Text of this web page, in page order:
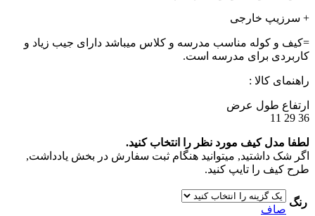
+ سرزیپ خارجی
=کیف و کوله مناسب مدرسه و کلاس میباشد دارای جیب زیاد و
کاربردی برای مدرسه است.
راهنمای کالا :
ارتفاع طول عرض
36 29 11
لطفا مدل کیف مورد نظر را انتخاب کنید.
اگر شک داشتید, میتوانید هنگام ثبت سفارش در بخش یادداشت,
طرح کیف را تایپ کنید.
رنگ
صاف